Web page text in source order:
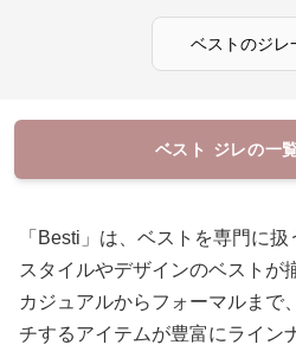
ベストのジレ
ベスト ジレの一
「Besti」は、ベストを専門に
スタイルやデザインのベストが
カジュアルからフォーマルまで
チするアイテムが豊富にライン